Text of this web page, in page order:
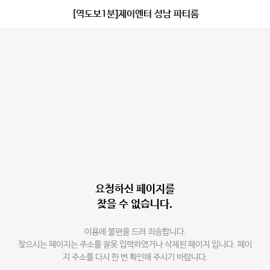
[역도보1분]제이엔터 성남 파티룸
요청하신 페이지를
찾을 수 없습니다.
이용에 불편을 드려 죄송합니다.
찾으시는 페이지는 주소를 잘못 입력하였거나 삭제된 페이지 입니다. 페이
지 주소를 다시 한 번 확인해 주시기 바랍니다.